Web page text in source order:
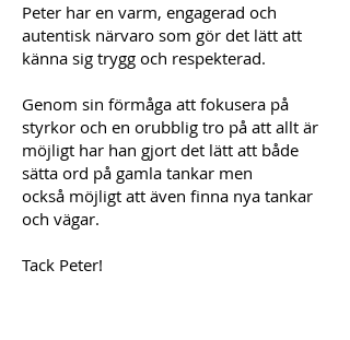
Peter har en varm, engagerad och
autentisk närvaro som gör det lätt att
känna sig trygg och respekterad.
Genom sin förmåga att fokusera på
styrkor och en orubblig tro på att allt är
möjligt har han gjort det lätt att både
sätta ord på gamla tankar men
också möjligt att även finna nya tankar
och vägar.
Tack Peter!